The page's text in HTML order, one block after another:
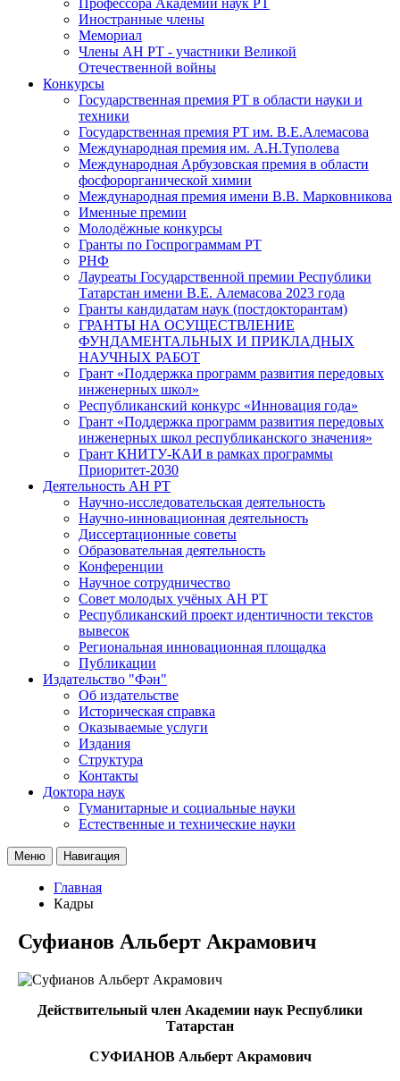
Иностранные члены
Мемориал
Члены АН РТ - участники Великой
Отечественной войны
Конкурсы
Государственная премия РТ в области науки и
техники
Государственная премия РТ им. В.Е.Алемасова
Международная премия им. А.Н.Туполева
Международная Арбузовская премия в области
фосфорорганической химии
Международная премия имени В.В. Марковникова
Именные премии
Молодёжные конкурсы
Гранты по Госпрограммам РТ
РНФ
Лауреаты Государственной премии Республики
Татарстан имени В.Е. Алемасова 2023 года
Гранты кандидатам наук (постдокторантам)
ГРАНТЫ НА ОСУЩЕСТВЛЕНИЕ
ФУНДАМЕНТАЛЬНЫХ И ПРИКЛАДНЫХ
НАУЧНЫХ РАБОТ
Грант «Поддержка программ развития передовых
инженерных школ»
Республиканский конкурс «Инновация года»
Грант «Поддержка программ развития передовых
инженерных школ республиканского значения»
Грант КНИТУ-КАИ в рамках программы
Приоритет-2030
Деятельность АН РТ
Научно-исследовательская деятельность
Научно-инновационная деятельность
Диссертационные советы
Образовательная деятельность
Конференции
Научное сотрудничество
Совет молодых учёных АН РТ
Республиканский проект идентичности текстов
вывесок
Региональная инновационная площадка
Публикации
Издательство "Фән"
Об издательстве
Историческая справка
Оказываемые услуги
Издания
Структура
Контакты
Доктора наук
Гуманитарные и социальные науки
Естественные и технические науки
Меню Навигация
Главная
Кадры
Суфианов Альберт Акрамович
Действительный член Академии наук Республики
Татарстан
СУФИАНОВ Альберт Акрамович